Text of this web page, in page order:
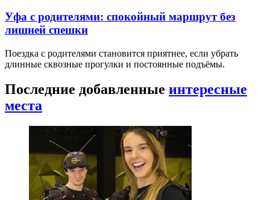
Уфа с родителями: спокойный маршрут без
лишней спешки
Поездка с родителями становится приятнее, если убрать
длинные сквозные прогулки и постоянные подъёмы.
Последние добавленные интересные
места